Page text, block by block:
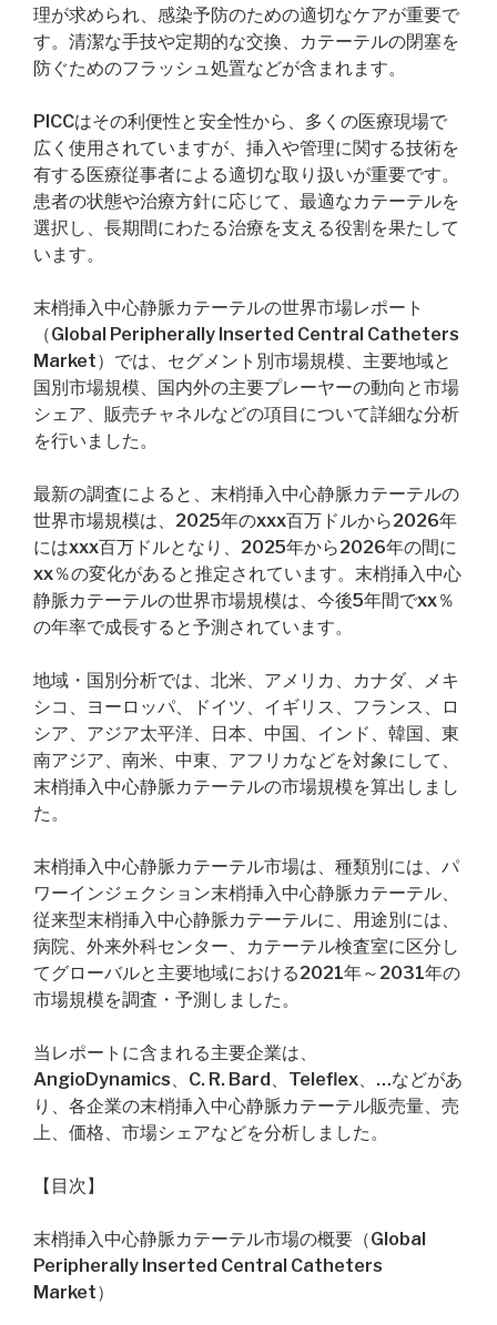
理が求められ、感染予防のための適切なケアが重要で
す。清潔な手技や定期的な交換、カテーテルの閉塞を
防ぐためのフラッシュ処置などが含まれます。
PICCはその利便性と安全性から、多くの医療現場で
広く使用されていますが、挿入や管理に関する技術を
有する医療従事者による適切な取り扱いが重要です。
患者の状態や治療方針に応じて、最適なカテーテルを
選択し、長期間にわたる治療を支える役割を果たして
います。
末梢挿入中心静脈カテーテルの世界市場レポート
（Global Peripherally Inserted Central Catheters
Market）では、セグメント別市場規模、主要地域と
国別市場規模、国内外の主要プレーヤーの動向と市場
シェア、販売チャネルなどの項目について詳細な分析
を行いました。
最新の調査によると、末梢挿入中心静脈カテーテルの
世界市場規模は、2025年のxxx百万ドルから2026年
にはxxx百万ドルとなり、2025年から2026年の間に
xx％の変化があると推定されています。末梢挿入中心
静脈カテーテルの世界市場規模は、今後5年間でxx％
の年率で成長すると予測されています。
地域・国別分析では、北米、アメリカ、カナダ、メキ
シコ、ヨーロッパ、ドイツ、イギリス、フランス、ロ
シア、アジア太平洋、日本、中国、インド、韓国、東
南アジア、南米、中東、アフリカなどを対象にして、
末梢挿入中心静脈カテーテルの市場規模を算出しまし
た。
末梢挿入中心静脈カテーテル市場は、種類別には、パ
ワーインジェクション末梢挿入中心静脈カテーテル、
従来型末梢挿入中心静脈カテーテルに、用途別には、
病院、外来外科センター、カテーテル検査室に区分し
てグローバルと主要地域における2021年～2031年の
市場規模を調査・予測しました。
当レポートに含まれる主要企業は、
AngioDynamics、C. R. Bard、Teleflex、…などがあ
り、各企業の末梢挿入中心静脈カテーテル販売量、売
上、価格、市場シェアなどを分析しました。
【目次】
末梢挿入中心静脈カテーテル市場の概要（Global
Peripherally Inserted Central Catheters
Market）